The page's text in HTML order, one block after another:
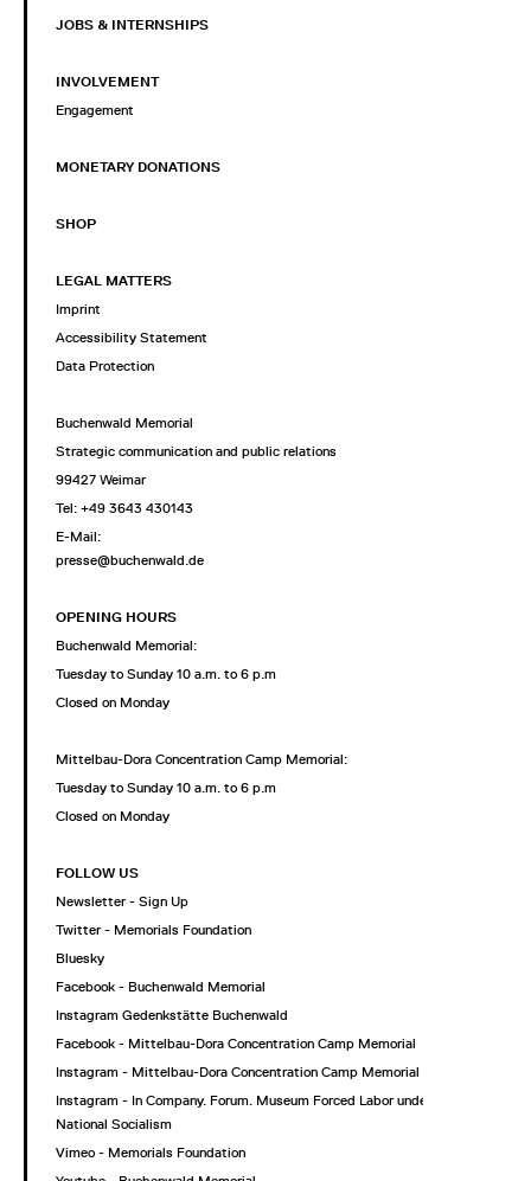
JOBS & INTERNSHIPS
INVOLVEMENT
Engagement
MONETARY DONATIONS
SHOP
LEGAL MATTERS
Imprint
Accessibility Statement
Data Protection
Buchenwald Memorial
Strategic communication and public relations
99427 Weimar
Tel: +49 3643 430143
E-Mail:
presse@buchenwald.de
OPENING HOURS
Buchenwald Memorial:
Tuesday to Sunday 10 a.m. to 6 p.m
Closed on Monday
Mittelbau-Dora Concentration Camp Memorial:
Tuesday to Sunday 10 a.m. to 6 p.m
Closed on Monday
FOLLOW US
Newsletter - Sign Up
Twitter - Memorials Foundation
Bluesky
Facebook - Buchenwald Memorial
Instagram Gedenkstätte Buchenwald
Facebook - Mittelbau-Dora Concentration Camp Memorial
Instagram - Mittelbau-Dora Concentration Camp Memorial
Instagram - In Company. Forum. Museum Forced Labor under
National Socialism
Vimeo - Memorials Foundation